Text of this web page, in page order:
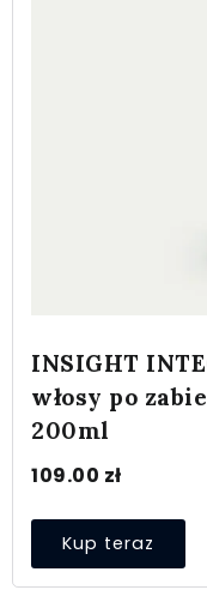
INSIGHT
włosy po
200ml
109.00 zł
Kup teraz